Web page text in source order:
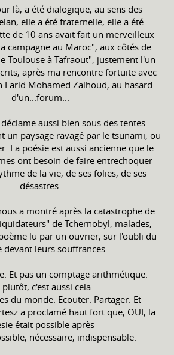
là, a été dialogique, au sens des
elle a été fraternelle, elle a été
de 10 ans avait fait un merveilleux
campagne au Maroc", aux côtés de
Toulouse à Tafraout", justement l'un
après ma rencontre fortuite avec
Farid Mohamed Zalhoud, au hasard
d'un...forum...
aussi bien sous des tentes
un paysage ravagé par le tsunami, ou
La poésie est aussi ancienne que le
ont besoin de faire entrechoquer
de la vie, de ses folies, de ses
désastres.
a montré après la catastrophe de
de Tchernobyl, malades,
lu par un ouvrier, sur l'oubli du
devant leurs souffrances.
Et pas un comptage arithmétique.
plutôt, c'est aussi cela.
du monde. Ecouter. Partager. Et
a proclamé haut fort que, OUI, la
était possible après
nécessaire, indispensable.